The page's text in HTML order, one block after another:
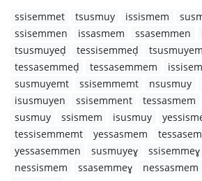
ssisemmet tsusmuy issismem
ssisemmen
issasmem ssasemmen
tsusmuyeḍ
tessisemmeḍ
tessasemmeḍ
tessasemmem
susmuyemt
ssisemmemt nsusmuy
isusmuyen
ssisemment tessasmem
susmuy
ssismem isusmuy
tessisemmemt
yessasmem
yessasemmen
susmuyeɣ ssisemmeɣ
nessismem
ssasemmeɣ nessasmem